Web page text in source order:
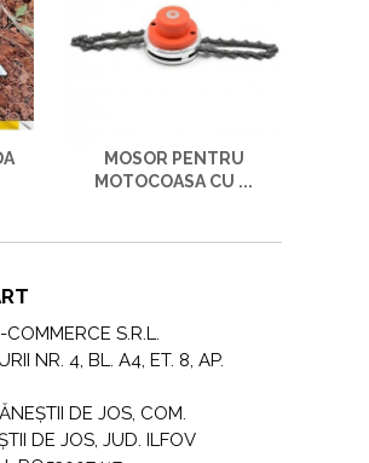
MOSOR PENTRU
MOTOCOASA CU ...
COMMERCE S.R.L.
NR. 4, BL. A4, ET. 8, AP.
DE JOS, COM.
DE JOS, JUD. ILFOV